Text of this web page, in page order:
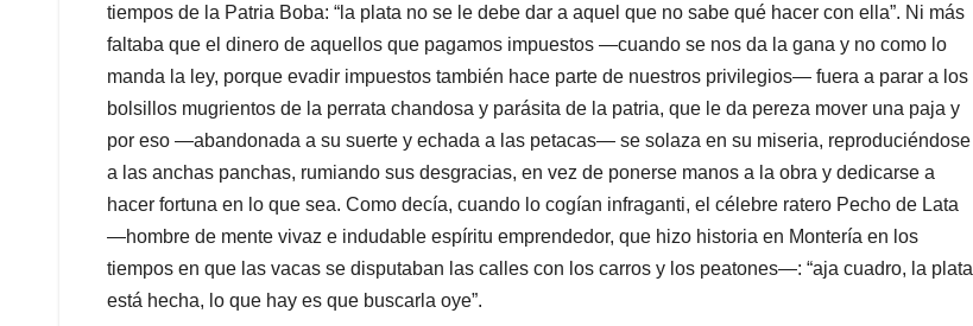
tiempos de la Patria Boba: “la plata no se le debe dar a aquel que no sabe qué hacer con ella”. Ni más
faltaba que el dinero de aquellos que pagamos impuestos ―cuando se nos da la gana y no como lo
manda la ley, porque evadir impuestos también hace parte de nuestros privilegios— fuera a parar a los
bolsillos mugrientos de la perrata chandosa y parásita de la patria, que le da pereza mover una paja y
por eso —abandonada a su suerte y echada a las petacas― se solaza en su miseria, reproduciéndose
a las anchas panchas, rumiando sus desgracias, en vez de ponerse manos a la obra y dedicarse a
hacer fortuna en lo que sea. Como decía, cuando lo cogían infraganti, el célebre ratero Pecho de Lata
―hombre de mente vivaz e indudable espíritu emprendedor, que hizo historia en Montería en los
tiempos en que las vacas se disputaban las calles con los carros y los peatones—: “aja cuadro, la plata
está hecha, lo que hay es que buscarla oye”.